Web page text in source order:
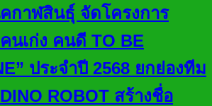
กาฬสินธุ์ จัดโครงการ
นเก่ง คนดี TO BE
ประจำปี 2568 ยกย่องทีม
ROBOT สร้างชื่อ